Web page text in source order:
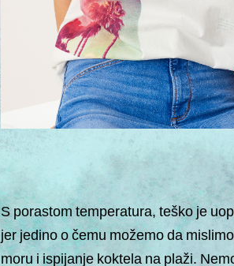
S porastom temperatura, teško je
jer jedino o čemu možemo da
moru i ispijanje koktela na plaži.